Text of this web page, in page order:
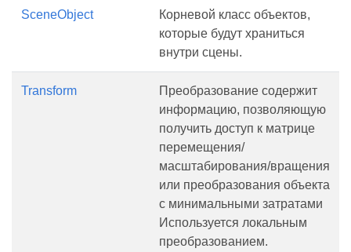
SceneObject
Корневой класс объектов,
которые будут храниться
внутри сцены.
Transform
Преобразование содержит
информацию, позволяющую
получить доступ к матрице
перемещения/
масштабирования/вращения
или преобразования объекта
с минимальными затратами
Используется локальным
преобразованием.